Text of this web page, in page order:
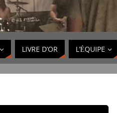
LIVRE D’OR L’ÉQUIPE